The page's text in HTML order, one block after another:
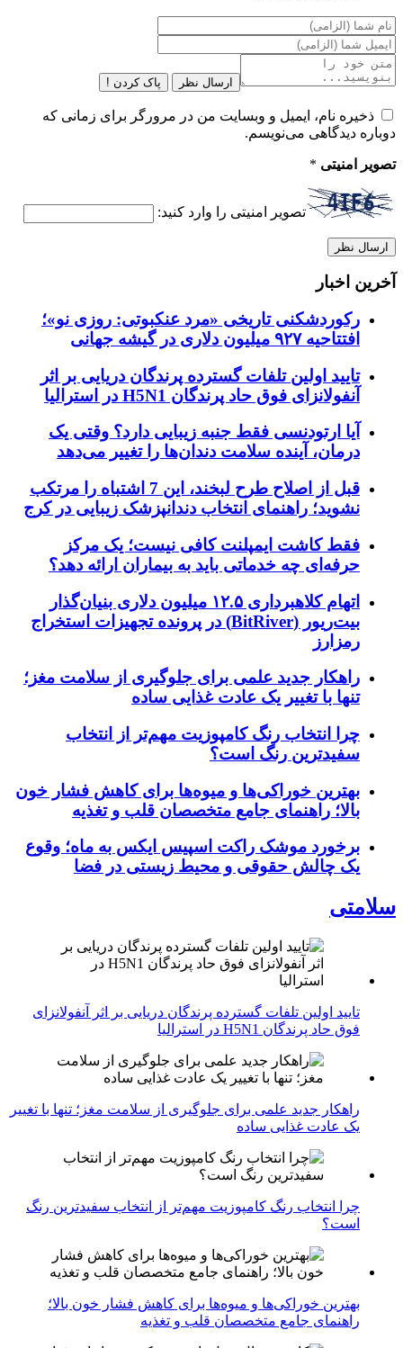
ارسال نظر پاک کردن !
ذخیره نام، ایمیل و وبسایت من در مرورگر برای زمانی که
دوباره دیدگاهی می‌نویسم.
تصویر امنیتی *
تصویر امنیتی را وارد کنید:
آخرین اخبار
رکوردشکنی تاریخی «مرد عنکبوتی: روزی نو»؛
افتتاحیه ۹۲۷ میلیون دلاری در گیشه جهانی
تایید اولین تلفات گسترده پرندگان دریایی بر اثر
آنفولانزای فوق حاد پرندگان H5N1 در استرالیا
آیا ارتودنسی فقط جنبه زیبایی دارد؟ وقتی یک
درمان، آینده سلامت دندان‌ها را تغییر می‌دهد
قبل از اصلاح طرح لبخند، این 7 اشتباه را مرتکب
نشوید؛ راهنمای انتخاب دندانپزشک زیبایی در کرج
فقط کاشت ایمپلنت کافی نیست؛ یک مرکز
حرفه‌ای چه خدماتی باید به بیماران ارائه دهد؟
اتهام کلاهبرداری ۱۲.۵ میلیون دلاری بنیان‌گذار
بیت‌ریور (BitRiver) در پرونده تجهیزات استخراج
رمزارز
راهکار جدید علمی برای جلوگیری از سلامت مغز؛
تنها با تغییر یک عادت غذایی ساده
چرا انتخاب رنگ کامپوزیت مهم‌تر از انتخاب
سفیدترین رنگ است؟
بهترین خوراکی‌ها و میوه‌ها برای کاهش فشار خون
بالا؛ راهنمای جامع متخصصان قلب و تغذیه
برخورد موشک راکت اسپیس ایکس به ماه؛ وقوع
یک چالش حقوقی و محیط زیستی در فضا
سلامتی
تایید اولین تلفات گسترده پرندگان دریایی بر اثر آنفولانزای
فوق حاد پرندگان H5N1 در استرالیا
راهکار جدید علمی برای جلوگیری از سلامت مغز؛ تنها با تغییر
یک عادت غذایی ساده
چرا انتخاب رنگ کامپوزیت مهم‌تر از انتخاب سفیدترین رنگ
است؟
بهترین خوراکی‌ها و میوه‌ها برای کاهش فشار خون بالا؛
راهنمای جامع متخصصان قلب و تغذیه